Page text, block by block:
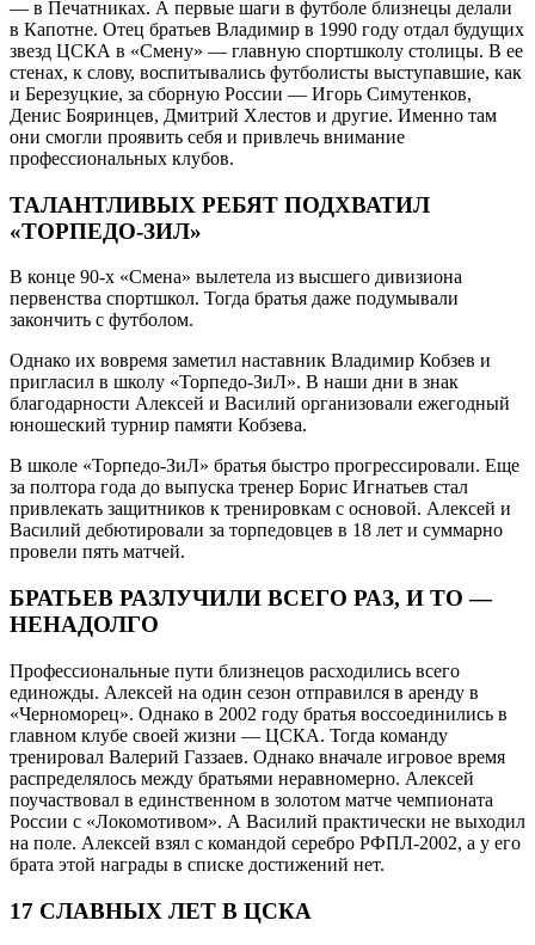
— в Печатниках. А первые шаги в футболе близнецы делали
в Капотне. Отец братьев Владимир в 1990 году отдал будущих
звезд ЦСКА в «Смену» — главную спортшколу столицы. В ее
стенах, к слову, воспитывались футболисты выступавшие, как
и Березуцкие, за сборную России — Игорь Симутенков,
Денис Бояринцев, Дмитрий Хлестов и другие. Именно там
они смогли проявить себя и привлечь внимание
профессиональных клубов.
ТАЛАНТЛИВЫХ РЕБЯТ ПОДХВАТИЛ
«ТОРПЕДО-ЗИЛ»
В конце 90-х «Смена» вылетела из высшего дивизиона
первенства спортшкол. Тогда братья даже подумывали
закончить с футболом.
Однако их вовремя заметил наставник Владимир Кобзев и
пригласил в школу «Торпедо-ЗиЛ». В наши дни в знак
благодарности Алексей и Василий организовали ежегодный
юношеский турнир памяти Кобзева.
В школе «Торпедо-ЗиЛ» братья быстро прогрессировали. Еще
за полтора года до выпуска тренер Борис Игнатьев стал
привлекать защитников к тренировкам с основой. Алексей и
Василий дебютировали за торпедовцев в 18 лет и суммарно
провели пять матчей.
БРАТЬЕВ РАЗЛУЧИЛИ ВСЕГО РАЗ, И ТО —
НЕНАДОЛГО
Профессиональные пути близнецов расходились всего
единожды. Алексей на один сезон отправился в аренду в
«Черноморец». Однако в 2002 году братья воссоединились в
главном клубе своей жизни — ЦСКА. Тогда команду
тренировал Валерий Газзаев. Однако вначале игровое время
распределялось между братьями неравномерно. Алексей
поучаствовал в единственном в золотом матче чемпионата
России с «Локомотивом». А Василий практически не выходил
на поле. Алексей взял с командой серебро РФПЛ-2002, а у его
брата этой награды в списке достижений нет.
17 СЛАВНЫХ ЛЕТ В ЦСКА